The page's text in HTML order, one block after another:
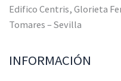
Edifico Centris, Glorieta
Tomares – Sevilla
INFORMACIÓN